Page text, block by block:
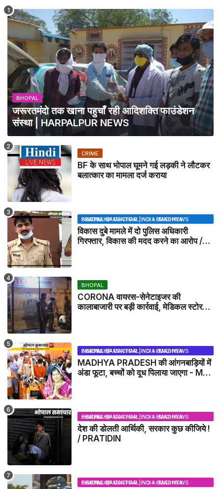
BHOPAL
जरूरतमंदो तक खाना पहुचाँ रही आदिशक्ति फाउंडेशन
संस्था | HARPALPUR NEWS
CRIME
BF के साथ भोपाल घूमने गई लड़की ने लौटकर
बलात्कार का मामला दर्ज कराया
BHOPAL SAMACHAR | NO 1 HINDI NEWS PORTAL OF CENTRAL INDIA (MADHYA PRADESH)
विकास दुबे मामले में दो पुलिस अधिकारी
गिरफ्तार, विकास की मदद करने का आरोप /
BHOPAL
CORONA वायरस-सेनेटाइजर की
कालाबाजारी पर बड़ी कार्रवाई, मेडिकल स्टोर
BHOPAL SAMACHAR | NO 1 HINDI NEWS PORTAL OF CENTRAL INDIA (MADHYA PRADESH)
MADHYA PRADESH की आंगनबाड़ियों में
अंडा फूटा, बच्चों को दूध पिलाया जाएगा - MP
BHOPAL SAMACHAR | NO 1 HINDI NEWS PORTAL OF CENTRAL INDIA (MADHYA PRADESH)
देश की डोलती आर्थिकी, सरकार कुछ कीजिये !
/ PRATIDIN
BHOPAL SAMACHAR | NO 1 HINDI NEWS PORTAL OF CENTRAL INDIA (MADHYA PRADESH)